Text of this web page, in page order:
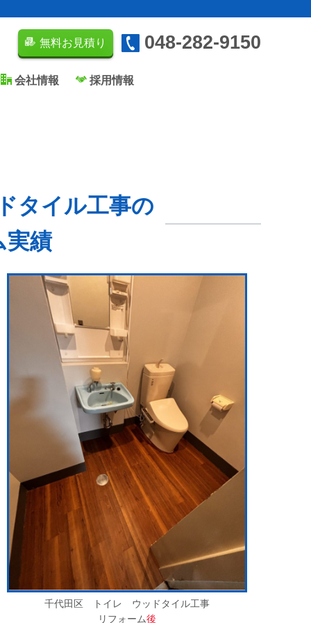
無料お見積り 048-282-9150
会社情報 採用情報
イル工事の
実績
千代田区 トイレ ウッドタイル工事
リフォーム後